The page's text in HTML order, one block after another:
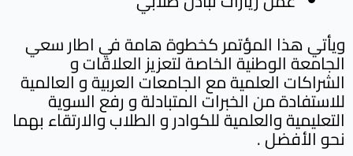
ويأتي هذا المؤتمر كخطوة هامة في اطار سعي
الجامعة الوطنية الخاصة لتعزيز العلاقات و
الشراكات العلمية مع الجامعات العربية و العالمية
للاستفادة من الخبرات المتبادلة و رفع السوية
التعليمية والعلمية للكوادر و الطلاب والارتقاء بهما
نحو الأفضل .